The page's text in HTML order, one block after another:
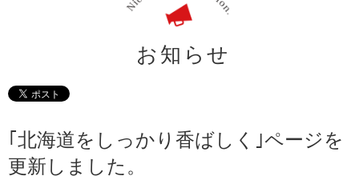
お知らせ
｢北海道をしっかり香ばしく｣ページを
更新しました。